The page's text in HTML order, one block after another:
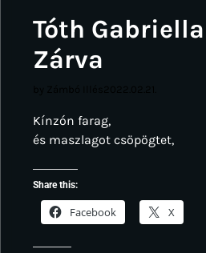
Tóth
Zárva
Kínzón farag,
és maszlagot csöpögtet,
Share this:
Facebook X